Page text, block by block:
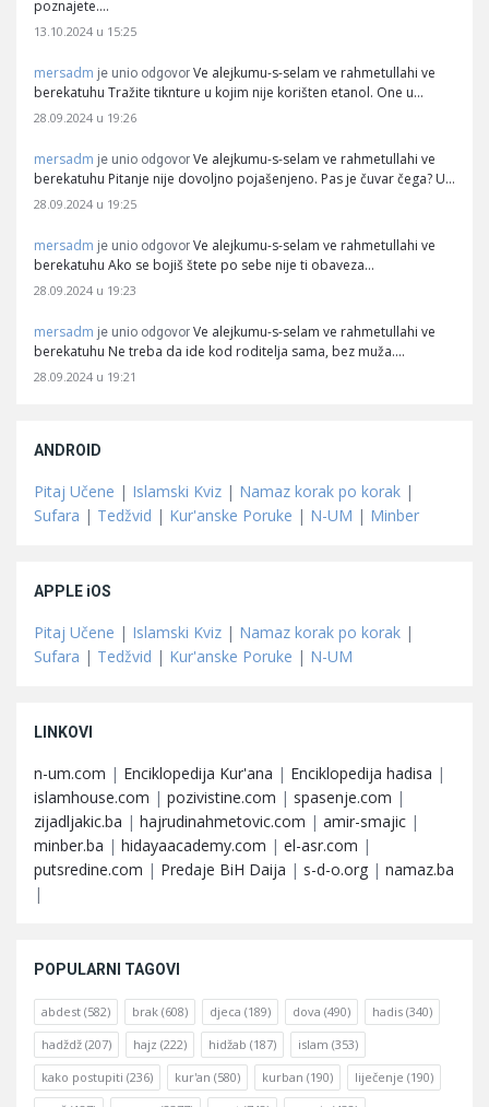
poznajete.…
13.10.2024 u 15:25
mersadm je unio odgovor Ve alejkumu-s-selam ve rahmetullahi ve
berekatuhu Tražite tiknture u kojim nije korišten etanol. One u…
28.09.2024 u 19:26
mersadm je unio odgovor Ve alejkumu-s-selam ve rahmetullahi ve
berekatuhu Pitanje nije dovoljno pojašenjeno. Pas je čuvar čega? U…
28.09.2024 u 19:25
mersadm je unio odgovor Ve alejkumu-s-selam ve rahmetullahi ve
berekatuhu Ako se bojiš štete po sebe nije ti obaveza…
28.09.2024 u 19:23
mersadm je unio odgovor Ve alejkumu-s-selam ve rahmetullahi ve
berekatuhu Ne treba da ide kod roditelja sama, bez muža.…
28.09.2024 u 19:21
ANDROID
Pitaj Učene | Islamski Kviz | Namaz korak po korak |
Sufara | Tedžvid | Kur'anske Poruke | N-UM | Minber
APPLE iOS
Pitaj Učene | Islamski Kviz | Namaz korak po korak |
Sufara | Tedžvid | Kur'anske Poruke | N-UM
LINKOVI
n-um.com | Enciklopedija Kur'ana | Enciklopedija hadisa |
islamhouse.com | pozivistine.com | spasenje.com |
zijadljakic.ba | hajrudinahmetovic.com | amir-smajic |
minber.ba | hidayaacademy.com | el-asr.com |
putsredine.com | Predaje BiH Daija | s-d-o.org | namaz.ba
|
POPULARNI TAGOVI
abdest (582) brak (608) djeca (189) dova (490) hadis (340)
hadždž (207) hajz (222) hidžab (187) islam (353)
kako postupiti (236) kur'an (580) kurban (190) liječenje (190)